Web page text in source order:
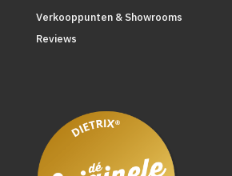
Verkooppunten & Showrooms
Reviews